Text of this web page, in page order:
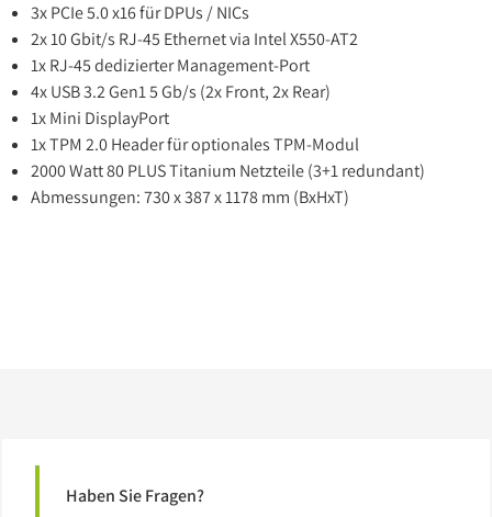
3x PCIe 5.0 x16 für DPUs / NICs
2x 10 Gbit/s RJ-45 Ethernet via Intel X550-AT2
1x RJ-45 dedizierter Management-Port
4x USB 3.2 Gen1 5 Gb/s (2x Front, 2x Rear)
1x Mini DisplayPort
1x TPM 2.0 Header für optionales TPM-Modul
2000 Watt 80 PLUS Titanium Netzteile (3+1 redundant)
Abmessungen: 730 x 387 x 1178 mm (BxHxT)
Haben Sie Fragen?